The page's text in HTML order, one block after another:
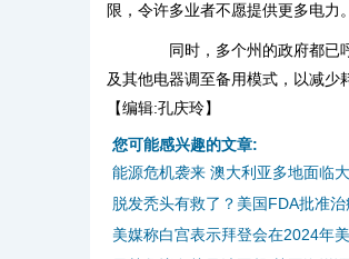
限，令许多业者不愿提供更多电力。
同时，多个州的政府都已呼
及其他电器调至备用模式，以减少
【编辑:孔庆玲】
您可能感兴趣的文章:
能源危机袭来 澳大利亚多地面临
脱发秃头有救了？美国FDA批准
美媒称白宫表示拜登会在2024年